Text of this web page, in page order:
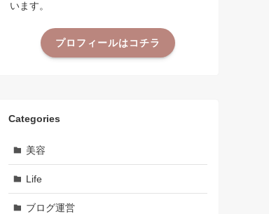
います。
プロフィールはコチラ
Categories
美容
Life
ブログ運営